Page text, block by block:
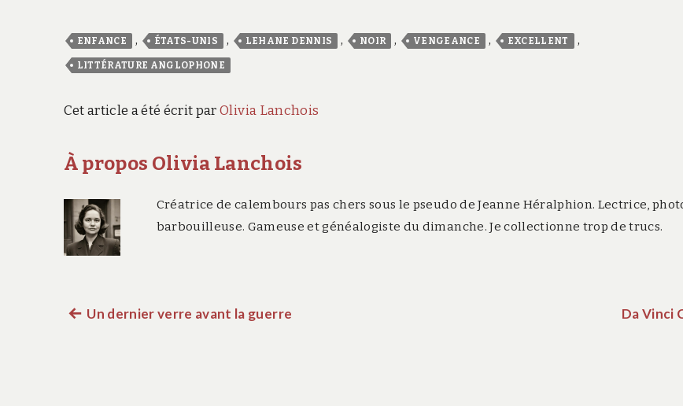
ENFANCE , ÉTATS-UNIS , LEHANE DENNIS , NOIR , VENGEANCE , EXCELLENT ,
LITTÉRATURE ANGLOPHONE
Cet article a été écrit parOlivia Lanchois
À propos Olivia Lanchois
Créatrice de calembours pas chers sous le pseudo de Jeanne Héralphion. Lectrice,
barbouilleuse. Gameuse et généalogiste du dimanche. Je collectionne trop de trucs.
Article
Un dernier verre avant la guerre Da Vinci